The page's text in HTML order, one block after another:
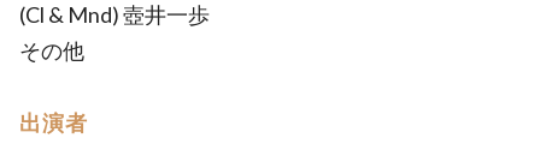
(Cl & Mnd) 壺井一歩
その他
出演者